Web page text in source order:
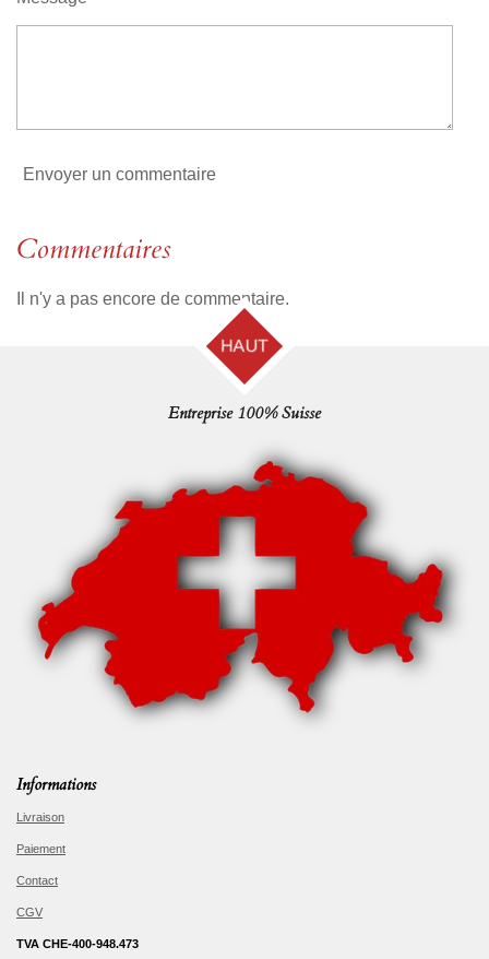
Envoyer un commentaire
Commentaires
Il n'y a pas encore de commentaire.
HAUT
Entreprise 100% Suisse
Informations
Livraison
Paiement
Contact
CGV
TVA CHE-400-948.473